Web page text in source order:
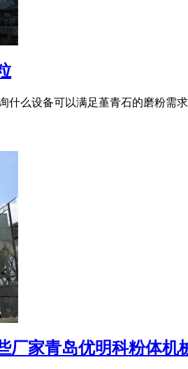
什么设备可以满足堇青石的磨粉
厂家青岛优明科粉体机